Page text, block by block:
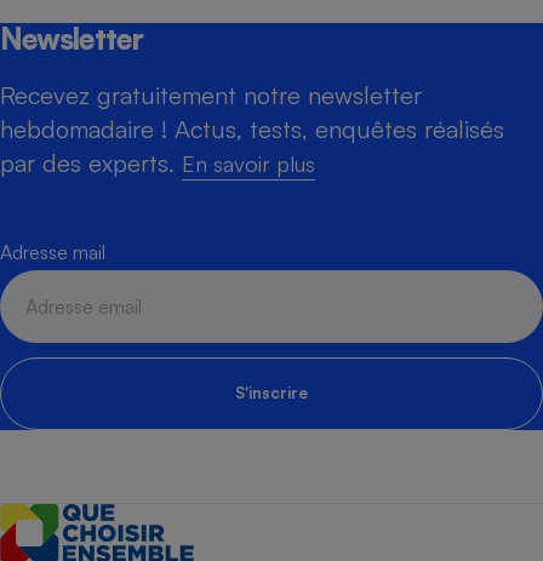
Newsletter
Recevez gratuitement notre newsletter
hebdomadaire ! Actus, tests, enquêtes réalisés
par des experts. En savoir plus
Adresse mail
S'inscrire